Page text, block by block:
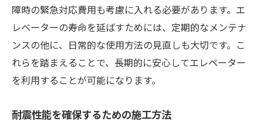
障時の緊急対応費用も考慮に入れる必要があります。エ
レベーターの寿命を延ばすためには、定期的なメンテナ
ンスの他に、日常的な使用方法の見直しも大切です。こ
れらを踏まえることで、長期的に安心してエレベーター
を利用することが可能になります。
耐震性能を確保するための施工方法